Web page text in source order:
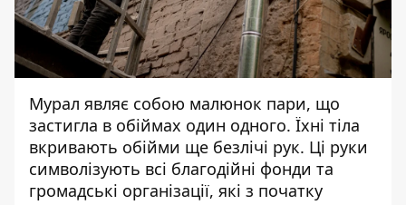
Мурал являє собою малюнок пари, що
застигла в обіймах один одного. Їхні тіла
вкривають обійми ще безлічі рук. Ці руки
символізують всі благодійні фонди та
громадські організації, які з початку